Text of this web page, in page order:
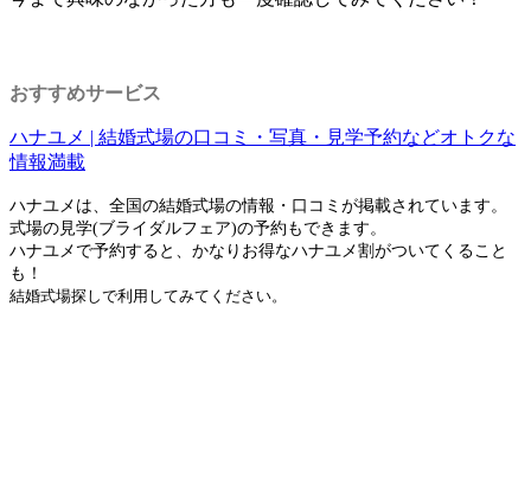
おすすめサービス
ハナユメ | 結婚式場の口コミ・写真・見学予約などオトクな
情報満載
ハナユメは、全国の結婚式場の情報・口コミが掲載されています。
式場の見学(ブライダルフェア)の予約もできます。
ハナユメで予約すると、かなりお得なハナユメ割がついてくること
も！
結婚式場探しで利用してみてください。